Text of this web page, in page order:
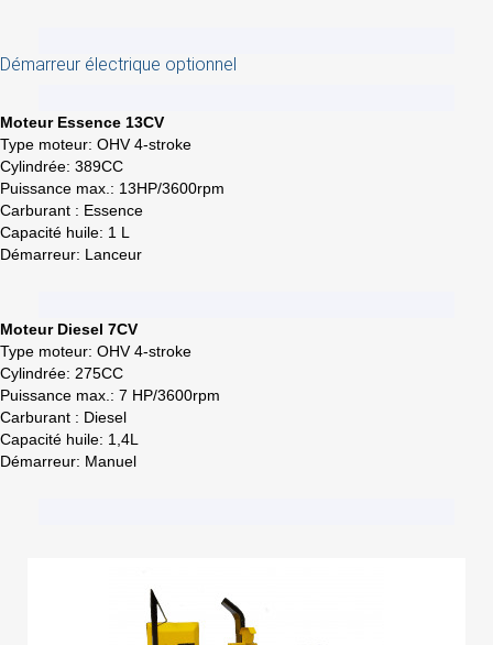
Démarreur électrique optionnel
Moteur Essence 13CV
Type moteur: OHV 4-stroke
Cylindrée: 389CC
Puissance max.: 13HP/3600rpm
Carburant : Essence
Capacité huile: 1 L
Démarreur: Lanceur
Moteur Diesel 7CV
Type moteur: OHV 4-stroke
Cylindrée: 275CC
Puissance max.: 7 HP/3600rpm
Carburant : Diesel
Capacité huile: 1,4L
Démarreur: Manuel